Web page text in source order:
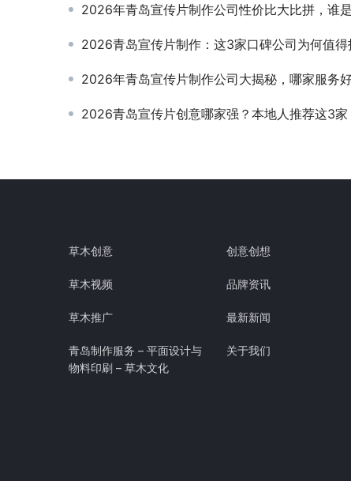
2026年青岛宣传片制作公司性价比大比拼，谁
2026青岛宣传片制作：这3家口碑公司为何值得
2026年青岛宣传片制作公司大揭秘，哪家服务
2026青岛宣传片创意哪家强？本地人推荐这3家
草木创意
草木视频
草木推广
青岛制作服务 – 平面设计与
物料印刷 – 草木文化
创意创想
品牌资讯
最新新闻
关于我们